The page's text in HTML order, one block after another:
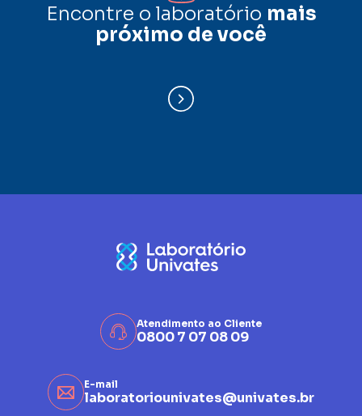
Encontre o laboratório mais
próximo de você
Atendimento ao Cliente
0800 7 07 08 09
E-mail
laboratoriounivates@univates.br